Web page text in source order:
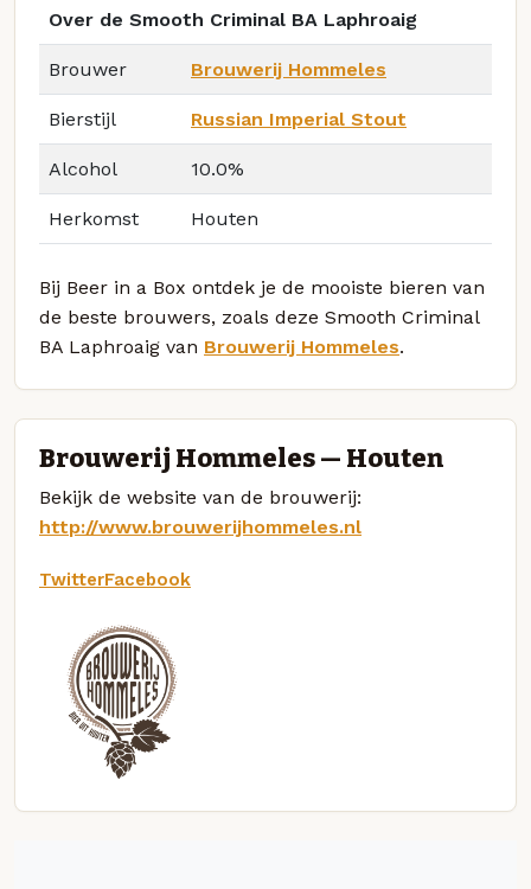
Over de Smooth Criminal BA Laphroaig
Brouwer Brouwerij Hommeles
Bierstijl Russian Imperial Stout
Alcohol 10.0%
Herkomst Houten
Bij Beer in a Box ontdek je de mooiste bieren van
de beste brouwers, zoals deze Smooth Criminal
BA Laphroaig van Brouwerij Hommeles.
Brouwerij Hommeles — Houten
Bekijk de website van de brouwerij:
http://www.brouwerijhommeles.nl
TwitterFacebook